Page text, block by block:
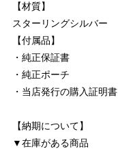
【材質】
スターリングシルバー
【付属品】
・純正保証書
・純正ポーチ
・当店発行の購入証明書
【納期について】
▼在庫がある商品